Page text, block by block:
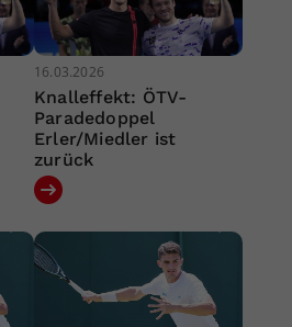
16.03.2026
Knalleffekt: ÖTV-
Paradedoppel
Erler/Miedler ist
zurück